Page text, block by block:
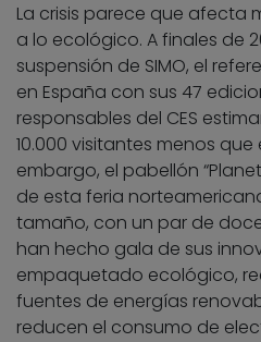
La crisis parece que afecta
a lo ecológico. A finales de
suspensión de SIMO, el
en España con sus 47
responsables del CES
10.000 visitantes menos
embargo, el pabellón
de esta feria
tamaño, con un par de
han hecho gala de sus
empaquetado ecológico,
fuentes de energías
reducen el consumo de